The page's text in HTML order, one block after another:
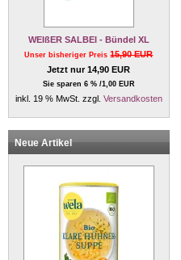
WEIßER SALBEI - Bündel XL
Unser bisheriger Preis15,90 EUR
Jetzt nur 14,90 EUR
Sie sparen 6 % /1,00 EUR
inkl. 19 % MwSt. zzgl. Versandkosten
Neue Artikel